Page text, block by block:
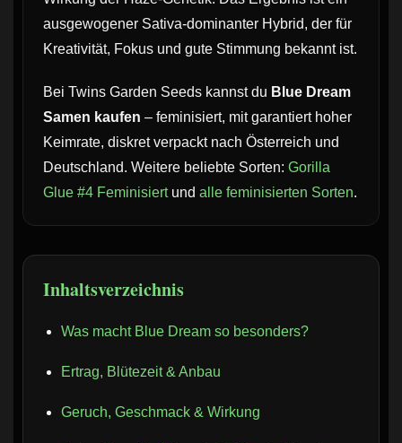
ausgewogener Sativa-dominanter Hybrid, der für
Kreativität, Fokus und gute Stimmung bekannt ist.
Bei Twins Garden Seeds kannst du Blue Dream
Samen kaufen – feminisiert, mit garantiert hoher
Keimrate, diskret verpackt nach Österreich und
Deutschland. Weitere beliebte Sorten: Gorilla
Glue #4 Feminisiertund alle feminisierten Sorten.
Inhaltsverzeichnis
Was macht Blue Dream so besonders?
Ertrag, Blütezeit & Anbau
Geruch, Geschmack & Wirkung